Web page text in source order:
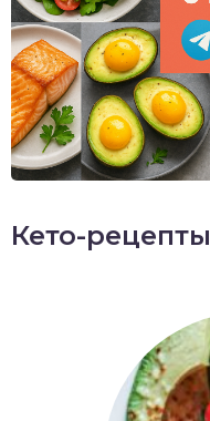
Кето-рецепты